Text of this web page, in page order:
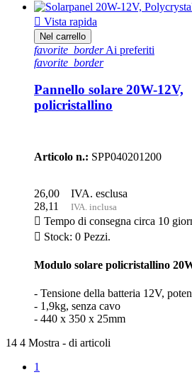
 Vista rapida
Nel carrello
favorite_borderAi preferiti
favorite_border
Pannello solare 20W-12V,
policristallino
Articolo n.: SPP040201200
26,00
IVA. esclusa
28,11
IVA. inclusa
 Tempo di consegna circa 10
 Stock: 0 Pezzi.
Modulo solare policristallino
- Tensione della batteria 12V,
- 1,9kg, senza cavo
- 440 x 350 x 25mm
14 4 Mostra - di articoli
1